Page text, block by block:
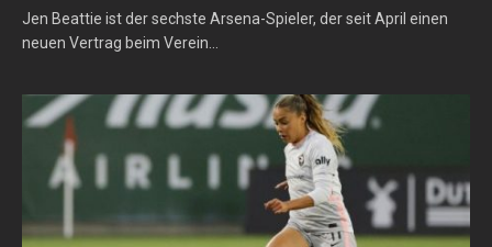
Jen Beattie ist der sechste Arsena-Spieler, der seit April einen
neuen Vertrag beim Verein…